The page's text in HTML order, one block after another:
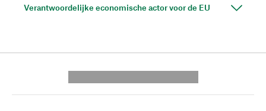
Verantwoordelijke economische actor voor de EU